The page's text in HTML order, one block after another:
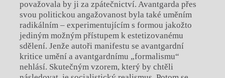
považovala by ji za zpátečnictví. Avantgarda přes
svou politickou angažovanost byla také uměním
radikálním – experimentujícím s formou jakožto
jediným možným přístupem k estetizovanému
sdělení. Jenže autoři manifestu se avantgardní
kritice umění a avantgardnímu „formalismu“
nehlásí. Skutečným vzorem, který by chtěli